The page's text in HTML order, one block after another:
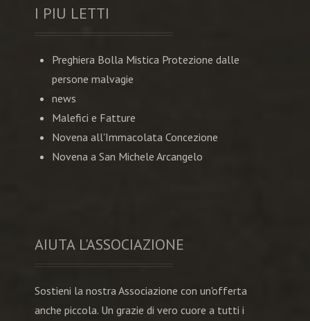
I PIU LETTI
Preghiera Bolla Mistica Protezione dalle
persone malvagie
news
Malefici e Fatture
Novena all'Immacolata Concezione
Novena a San Michele Arcangelo
AIUTA L'ASSOCIAZIONE
Sostieni la nostra Associazione con un'offerta
anche piccola. Un grazie di vero cuore a tutti i